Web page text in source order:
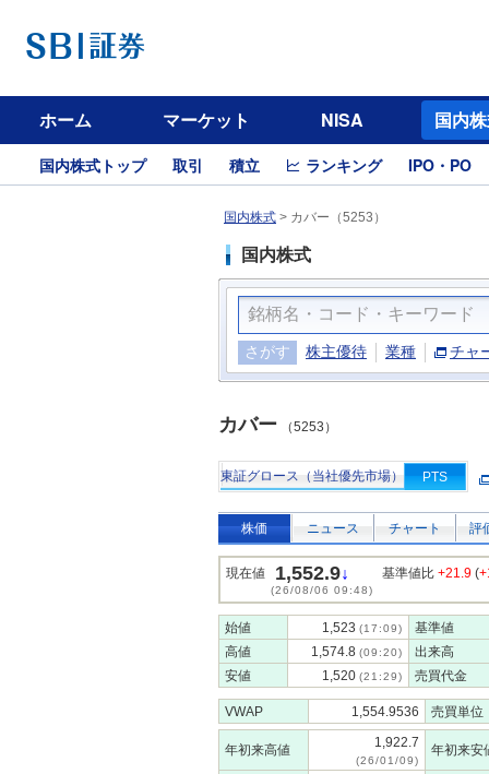
ホーム マーケット NISA 国内
国内株式トップ 取引 積立 ランキング IPO・PO
国内株式 > カバー（5253）
国内株式
さがす 株主優待 業種 チャ
カバー （5253）
東証グロース（当社優先市場） PTS
株価 ニュース チャート 評
現在値 1,552.9↓
(26/08/06 09:48)
基準値比 +21.9 (
始値 1,523 (17:09)
基準値
高値
1,574.8 (09:20)
出来高
安値
1,520 (21:29) 売買代金
VWAP 1,554.9536 売買単位
年初来高値 1,922.7
(26/01/09)
年初来安